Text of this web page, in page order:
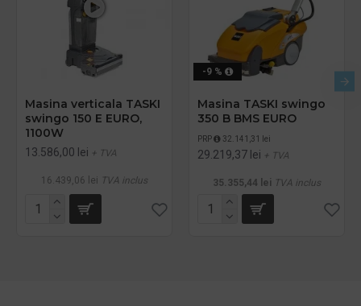
Masina verticala TASKI
swingo 150 E EURO,
1100W
13.586,00 lei + TVA
16.439,06 lei TVA inclus
-9 %
Masina TASKI swingo
350 B BMS EURO
PRP 32.141,31 lei
29.219,37 lei + TVA
35.355,44 lei TVA inclus